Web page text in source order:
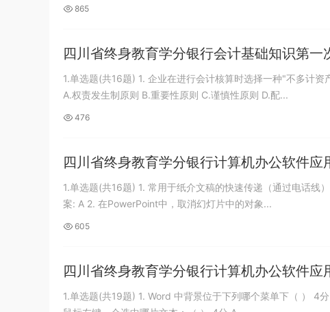
865
四川省终身教育学分银行会计基础知识第一
1.单选题(共16题) 1. 企业在进行会计核算时选择一种"不多
A.权责发生制原则 B.重要性原则 C.谨慎性原则 D.配...
476
四川省终身教育学分银行计算机办公软件应
1.单选题(共16题) 1. 常用于纸介文稿的快速传递（通过电话线
案: A 2. 在PowerPoint中，取消幻灯片中的对象...
605
四川省终身教育学分银行计算机办公软件应
1.单选题(共19题) 1. Word 中背景位于下列哪个菜单下（ ） 4